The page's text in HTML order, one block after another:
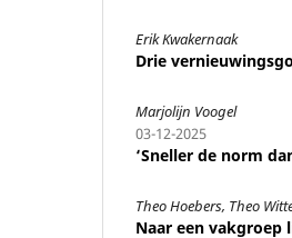
Erik Kwakernaak
Drie
Marjolijn Voogel
03-12-2025
‘Sneller de norm
Theo Hoebers, Theo
Naar een vakgroep